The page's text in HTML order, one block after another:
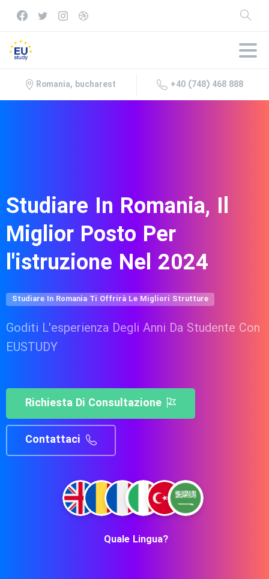
Romania, bucharest +40 (748) 468 888
Studiare In Romania, Il
Miglior Posto Per
l'istruzione Nel 2024
Studiare In Romania Ti Offrirà Le Migliori Strutture
Goditi L'esperienza Degli Anni Da Studente Con
EUSTUDY
Richiesta Di Consultazione
Contattaci
Quale Lingua?